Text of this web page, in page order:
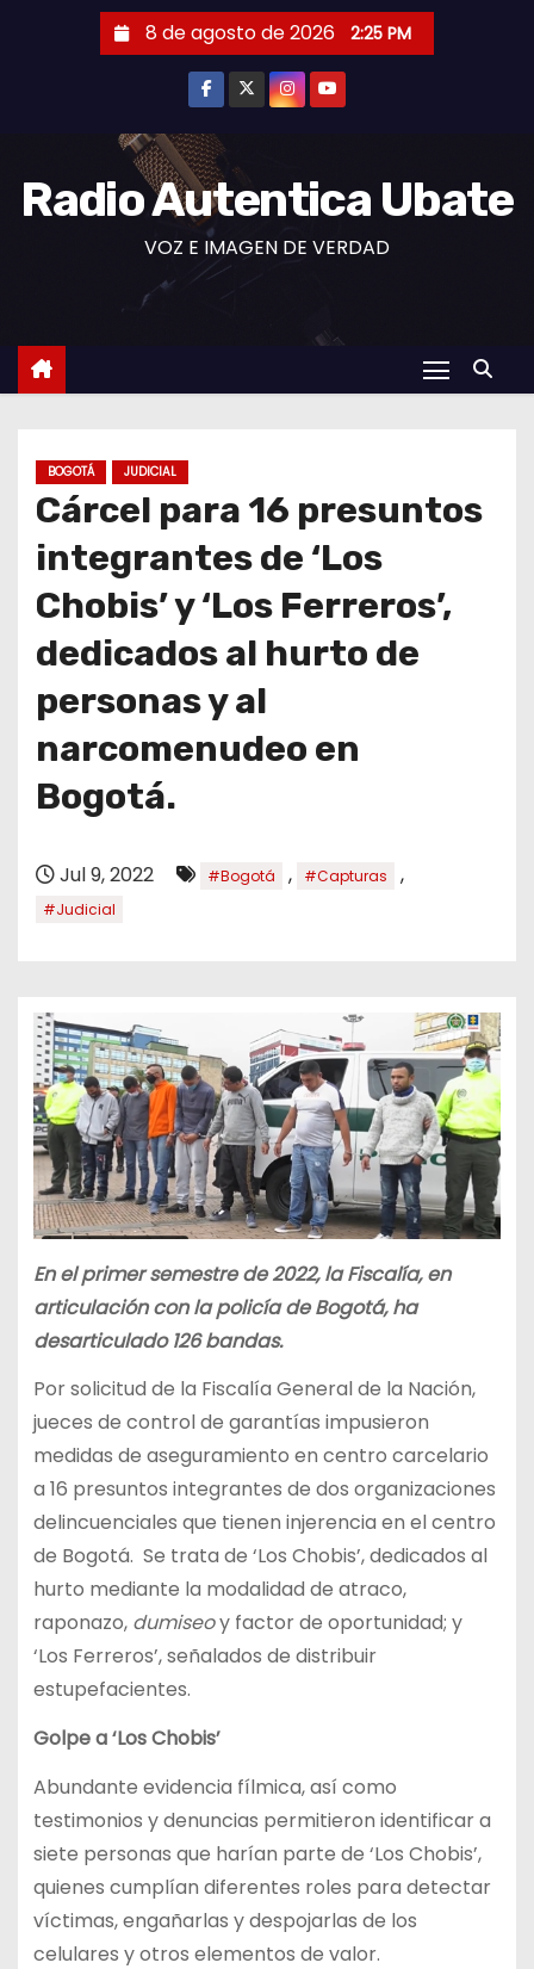
8 de agosto de 2026 2:25 PM
Radio Autentica Ubate
VOZ E IMAGEN DE VERDAD
BOGOTÁ JUDICIAL
Cárcel para 16 presuntos
integrantes de ‘Los
Chobis’ y ‘Los Ferreros’,
dedicados al hurto de
personas y al
narcomenudeo en
Bogotá.
Jul 9, 2022 #Bogotá , #Capturas ,
#Judicial
En el primer semestre de 2022, la Fiscalía, en
articulación con la policía de Bogotá, ha
desarticulado 126 bandas.
Por solicitud de la Fiscalía General de la Nación,
jueces de control de garantías impusieron
medidas de aseguramiento en centro carcelario
a 16 presuntos integrantes de dos organizaciones
delincuenciales que tienen injerencia en el centro
de Bogotá. Se trata de ‘Los Chobis’, dedicados al
hurto mediante la modalidad de atraco,
raponazo, dumiseoy factor de oportunidad; y
‘Los Ferreros’, señalados de distribuir
estupefacientes.
Golpe a ‘Los Chobis’
Abundante evidencia fílmica, así como
testimonios y denuncias permitieron identificar a
siete personas que harían parte de ‘Los Chobis’,
quienes cumplían diferentes roles para detectar
víctimas, engañarlas y despojarlas de los
celulares y otros elementos de valor.